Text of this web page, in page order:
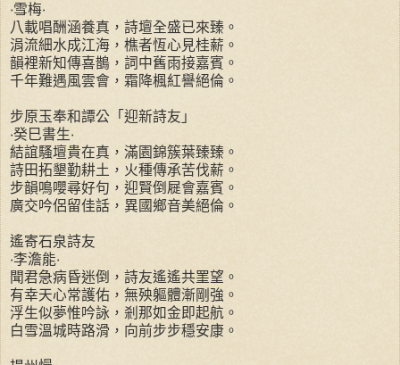
‧雪梅‧
八載唱酬涵養真，詩壇全盛已來臻。
涓流細水成江海，樵者恆心見桂薪。
韻裡新知傳喜鵲，詞中舊雨接嘉賓。
千年難遇風雲會，霜降楓紅譽絕倫。
步原玉奉和譚公「迎新詩友」
‧癸巳書生‧
結誼騷壇貴在真，滿園錦簇葉臻臻。
詩田拓墾勤耕土，火種傳承苦伐薪。
步韻鳴嚶尋好句，迎賢倒屣會嘉賓。
廣交吟侶留佳話，異國鄉音美絕倫。
遙寄石泉詩友
‧李澹能‧
聞君急病昏迷倒，詩友遙遙共罣望。
有幸天心常護佑，無殃軀體漸剛強。
浮生似夢惟吟詠，剎那如金即起航。
白雪溫城時路滑，向前步步穩安康。